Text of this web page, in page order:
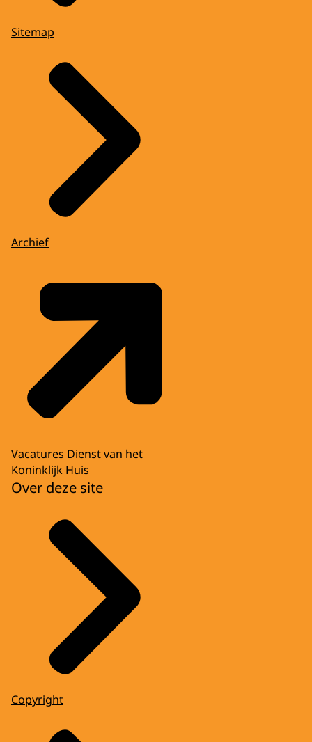
Sitemap
Archief
Vacatures Dienst van het
Koninklijk Huis
Over deze site
Copyright